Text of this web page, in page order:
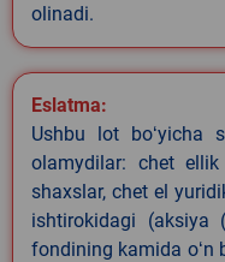
olinadi.
Eslatma:
Ushbu lot boʻyicha
olamydilar: chet ellik
shaxslar, chet el
ishtirokidagi
fondining kamida oʻn